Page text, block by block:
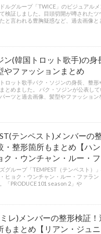
ルグループ「TWICE」のビジュアル
検証しました。目頭切開が噂された
と言われる豊胸疑惑など、過去画像と
ン(韓国トロット歌手)の身
やファッションまとめ
ロット歌手パク・ソジンの身長、整形
とめました。 パク・ソジンが公表し
ーツと過去画像、髪型やファッショ
テンペスト)メンバーの
・整形箇所もまとめ【ハ
ク・ウンチャン・ルー・フ
グループ「TEMPEST（テンペスト）
ヒョク・ウンチャン・ルー・ファラン
「PRODUCE 101 season 2」や
レ)メンバーの整形検証！
もまとめ【リアン・ジュ